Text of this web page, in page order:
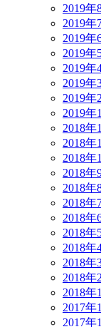
2019年
2019年
2019年
2019年
2019年
2019年
2019年
2019年
2018年
2018年
2018年
2018年
2018年
2018年
2018年
2018年
2018年
2018年
2018年
2018年
2017年
2017年